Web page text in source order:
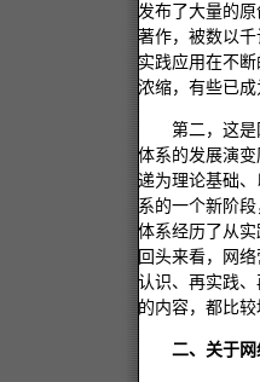
发布了大量的
著作，被数以
实践应用在不
浓缩，有些已成
第二，这
体系的发展演
递为理论基础
系的一个新阶
体系经历了从
回头来看，网
认识、再实践
的内容，都比
二、关于